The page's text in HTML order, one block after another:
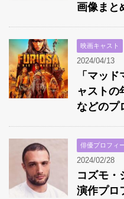
画像まと
映画キャスト
2024/04/13
「マッ
ャストの
などのプ
俳優プロフィ
2024/02/28
コズモ・
演作プロ